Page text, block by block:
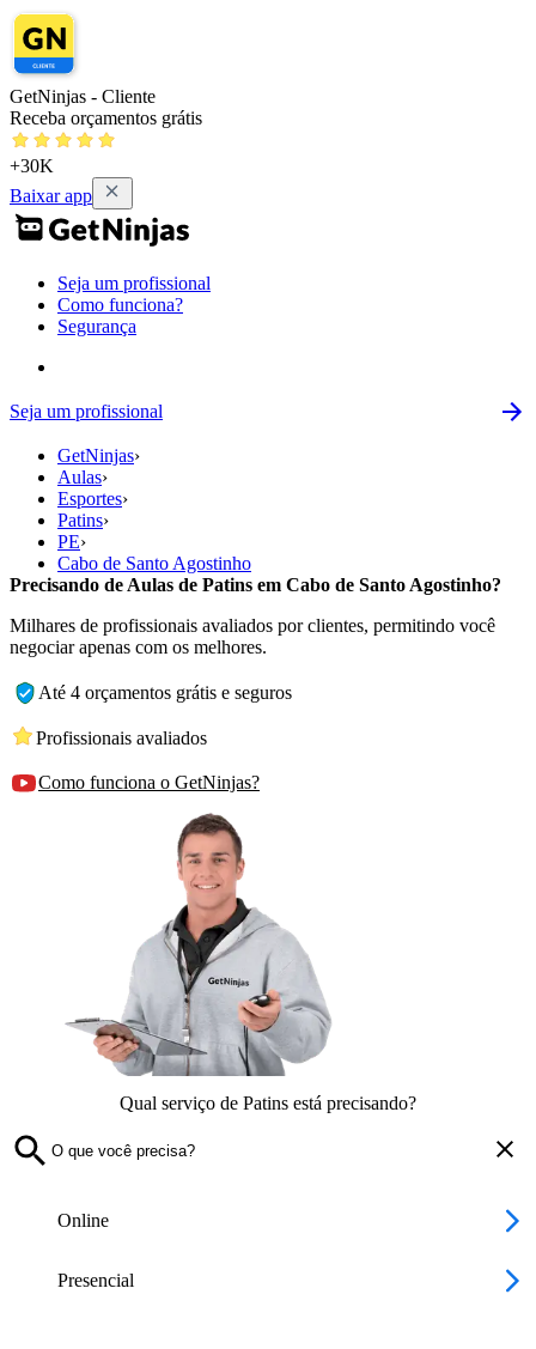
GetNinjas - Cliente
Receba orçamentos grátis
+30K
Baixar app
Seja um profissional
Como funciona?
Segurança
Seja um profissional
GetNinjas›
Aulas›
Esportes›
Patins›
PE›
Cabo de Santo Agostinho
Precisando de Aulas de Patins em Cabo de Santo Agostinho?
Milhares de profissionais avaliados por clientes, permitindo você
negociar apenas com os melhores.
Até 4 orçamentos grátis e seguros
Profissionais avaliados
Como funciona o GetNinjas?
Qual serviço de Patins está precisando?
Online
Presencial